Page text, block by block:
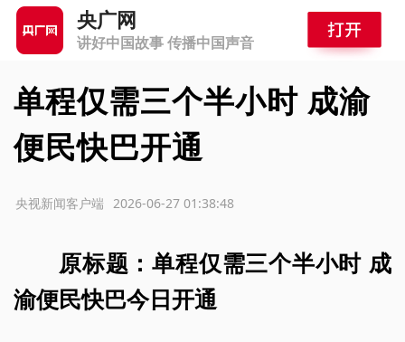
央广网
讲好中国故事 传播中国声音
单程仅需三个半小时 成渝
便民快巴开通
2026-06-27 01:38:48
央视新闻客户端
原标题：单程仅需三个半小时 成
渝便民快巴今日开通